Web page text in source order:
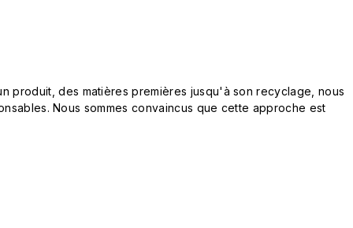
produit, des matières premières jusqu'à son recyclage, nous
Nous sommes convaincus que cette approche est